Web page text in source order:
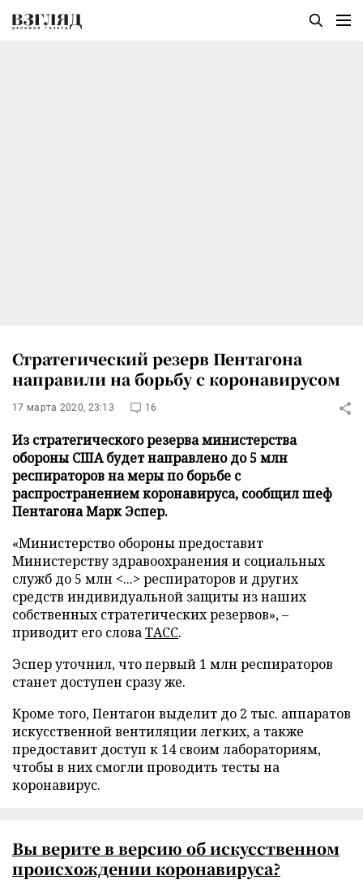
Стратегический резерв Пентагона
направили на борьбу с коронавирусом
17 марта 2020, 23:13 16
Из стратегического резерва министерства
обороны США будет направлено до 5 млн
респираторов на меры по борьбе с
распространением коронавируса, сообщил шеф
Пентагона Марк Эспер.
«Министерство обороны предоставит
Министерству здравоохранения и социальных
служб до 5 млн <...> респираторов и других
средств индивидуальной защиты из наших
собственных стратегических резервов», –
приводит его словаТАСС.
Эспер уточнил, что первый 1 млн респираторов
станет доступен сразу же.
Кроме того, Пентагон выделит до 2 тыс. аппаратов
искусственной вентиляции легких, а также
предоставит доступ к 14 своим лабораториям,
чтобы в них смогли проводить тесты на
коронавирус.
Вы верите в версию об искусственном
происхождении коронавируса?